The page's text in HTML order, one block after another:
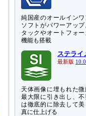
純国産のオールイン
ソフトがパワーアッ
タックやオートフォ
機能も搭載
ステライ
最新版
天体画像に埋もれた
最大限に引き出し、
は徹底的に除去して
真に仕上げる